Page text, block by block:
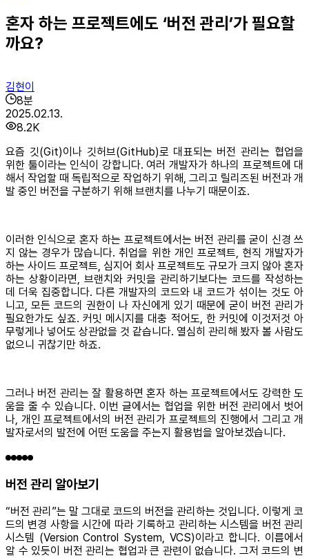
혼자 하는 프로젝트에도 ‘버전 관리’가 필요할
까요?
김현이
8분
2025.02.13.
8.2K
요즘 깃(Git)이나 깃허브(GitHub)로 대표되는 버전 관리는 협업을
위한 툴이라는 인식이 강합니다. 여러 개발자가 하나의 프로젝트에 대
해서 작업할 때 독립적으로 작업하기 위해, 그리고 릴리즈된 버전과 개
발 중인 버전을 구분하기 위해 브랜치를 나누기 때문이죠.
이러한 인식으로 혼자 하는 프로젝트에서는 버전 관리를 굳이 신경 쓰
지 않는 경우가 많습니다. 취업을 위한 개인 프로젝트, 현직 개발자가
하는 사이드 프로젝트, 심지어 회사 프로젝트도 규모가 크지 않아 혼자
하는 상황이라면, 브랜치와 커밋을 관리하기보다는 코드를 작성하는
데 더욱 집중합니다. 다른 개발자의 코드와 내 코드가 섞이는 것도 아
니고, 모든 코드의 권한이 나 자신에게 있기 때문에 굳이 버전 관리가
필요한가도 싶죠. 커밋 메시지를 대충 적어도, 한 커밋에 이것저것 아
무렇게나 넣어도 상관없을 것 같습니다. 열심히 관리해 봤자 볼 사람도
없으니 귀찮기만 하죠.
그러나 버전 관리는 잘 활용하면 혼자 하는 프로젝트에서도 강력한 도
움을 줄 수 있습니다. 이번 글에서는 협업을 위한 버전 관리에서 벗어
나, 개인 프로젝트에서의 버전 관리가 프로젝트의 진행에서 그리고 개
발자로서의 발전에 어떤 도움을 주는지 활용법을 알아보겠습니다.
버전 관리 알아보기
“버전 관리”는 말 그대로 코드의 버전을 관리하는 것입니다. 이렇게 코
드의 변경 사항을 시간에 따라 기록하고 관리하는 시스템을 버전 관리
시스템 (Version Control System, VCS)이라고 합니다. 이름에서
알 수 있듯이 버전 관리는 협업과 큰 관련이 없습니다. 그저 코드의 변